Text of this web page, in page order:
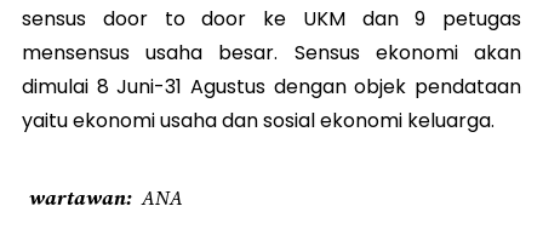
sensus door to door ke UKM dan 9 petugas
mensensus usaha besar. Sensus ekonomi akan
dimulai 8 Juni-31 Agustus dengan objek pendataan
yaitu ekonomi usaha dan sosial ekonomi keluarga.
wartawan ANA